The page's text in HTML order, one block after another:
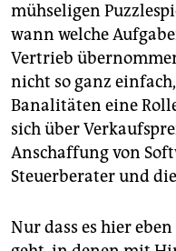
mühseligen
wann welche
Vertrieb
nicht so ganz
Banalitäten eine
sich über
Anschaffung von
Steuerberater und
Nur dass es hier